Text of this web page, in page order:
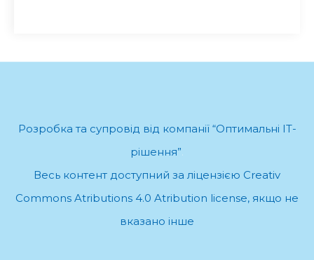
Розробка та супровід від компанії “Оптимальні ІТ-
рішення”.
Весь контент доступний за ліцензією Creativ
Commons Atributions 4.0 Atribution license, якщо не
вказано інше